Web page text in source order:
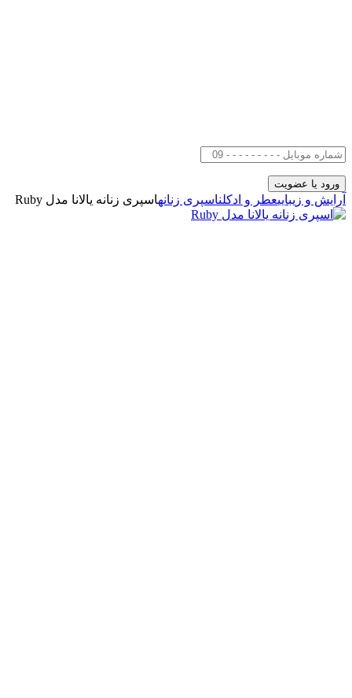
آرایش و زیباییعطر و ادکلناسپری زنانهاسپری زنانه یالانا مدل Ruby